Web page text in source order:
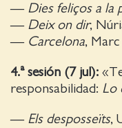
— Dies feliços a la
— Deix on dir,
— Carcelona, Marc
4.ª sesión (7 jul):
responsabilidad: Lo
— Els desposseïts,